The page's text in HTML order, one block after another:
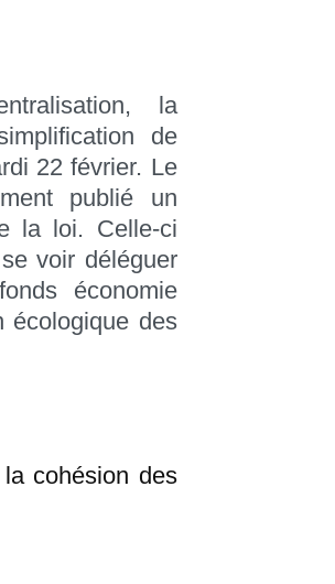
la
de
22 février. Le
publié un
la loi. Celle-ci
voir déléguer
économie
écologique des
cohésion des